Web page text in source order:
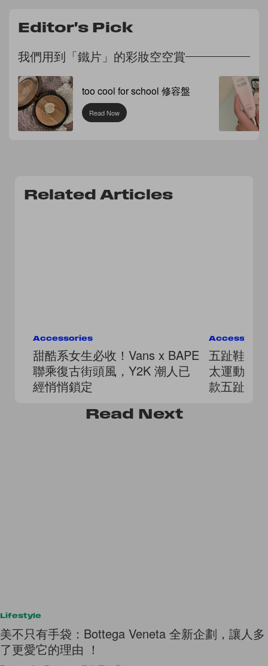
Editor's Pick
我們用到「鐵片」的彩妝空空賞
too cool for school 修容盤
Read Now
Related Articles
Accessories
甜酷系女生必收！Vans x BAPE
聯乘復古街頭風，Y2K 潮人已
經悄悄鎖定
五趾鞋熱
太運動的
款五趾鞋
Read Next
Lifestyle
美不只有手袋：Bottega Veneta 全新企劃，讓人多
了更愛它的理由 ！